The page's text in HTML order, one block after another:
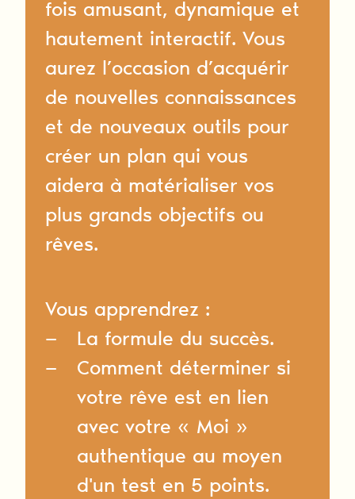
fois amusant, dynamique et
hautement interactif. Vous
aurez l’occasion d’acquérir
de nouvelles connaissances
et de nouveaux outils pour
créer un plan qui vous
aidera à matérialiser vos
plus grands objectifs ou
rêves.
Vous apprendrez :
La formule du succès.
Comment déterminer si
votre rêve est en lien
avec votre « Moi »
authentique au moyen
d'un test en 5 points.